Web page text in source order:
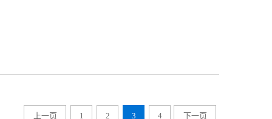
上一页 1 2 3 4 下一页